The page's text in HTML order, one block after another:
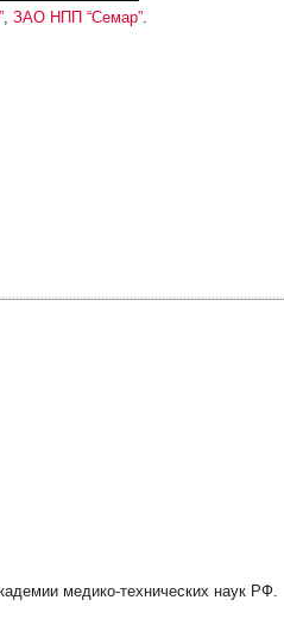
,ЗАО НПП “Семар”.
медико-технических наук РФ.